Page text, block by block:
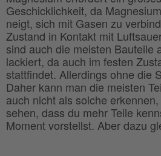
Geschicklichkeit, da
neigt, sich mit Gasen zu
Zustand in Kontakt mit
sind auch die meisten Bauteile
lackiert, da auch im festen
stattfindet. Allerdings ohne die
Daher kann man die meisten
auch nicht als solche
sehen, dass du mehr Teile
Moment vorstellst. Aber dazu